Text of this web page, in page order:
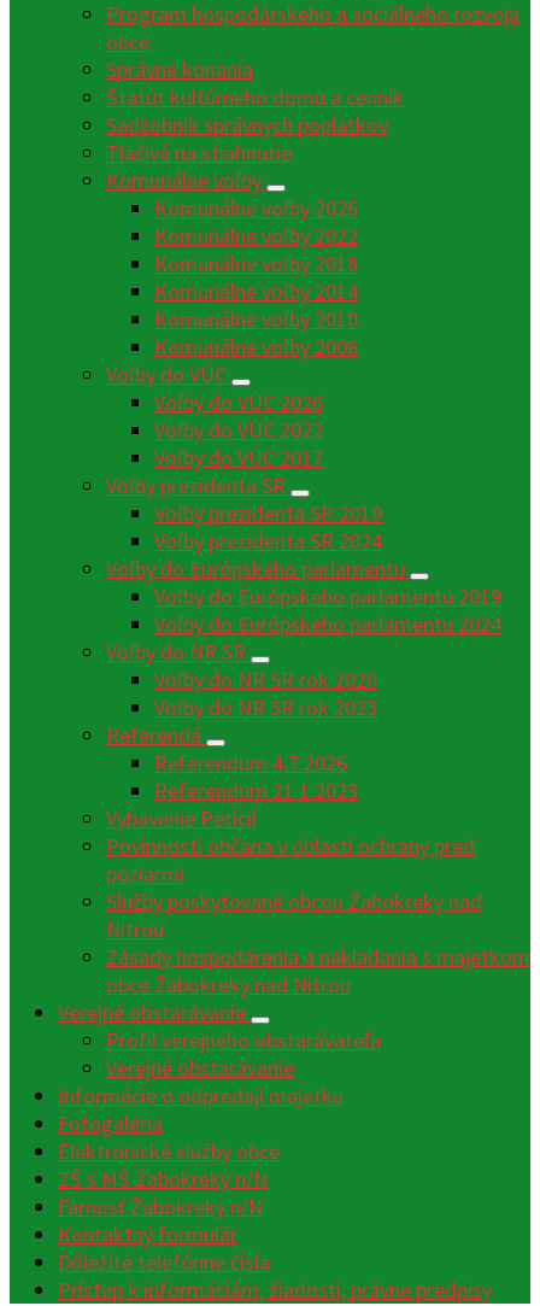
Program hospodárskeho a sociálneho rozvoja
obce
Správne konania
Štatút kultúrneho domu a cenník
Sadzobník správnych poplatkov
Tlačivá na stiahnutie
Komunálne voľby
Komunálne voľby 2026
Komunálne voľby 2022
Komunálne voľby 2018
Komunálne voľby 2014
Komunálne voľby 2010
Komunálne voľby 2006
Voľby do VÚC
Voľby do VÚC 2026
Voľby do VÚC 2022
Voľby do VÚC 2017
Voľby prezidenta SR
Voľby prezidenta SR 2019
Voľby prezidenta SR 2024
Voľby do Európskeho parlamentu
Voľby do Európskeho parlamentu 2019
Voľby do Európskeho parlamentu 2024
Voľby do NR SR
Voľby do NR SR rok 2020
Voľby do NR SR rok 2023
Referendá
Referendum 4.7.2026
Referendum 21.1.2023
Vybavenie Petícií
Povinnosti občana v oblasti ochrany pred
poziarmi
Služby poskytované obcou Žabokreky nad
Nitrou
Zásady hospodárenia a nakladania s majetkom
obce Žabokreky nad Nitrou
Verejné obstarávanie
Profil verejného obstarávateľa
Verejné obstarávanie
Informácie o odpredaji majetku
Fotogaléria
Elektronické služby obce
ZŠ s MŠ Žabokreky n/N
Farnosť Žabokreky n/N
Kontaktný formulár
Dôležité telefónne čísla
Prístup k informáciám, žiadosti, právne predpisy